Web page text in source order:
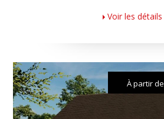
Voir les détails
À partir de